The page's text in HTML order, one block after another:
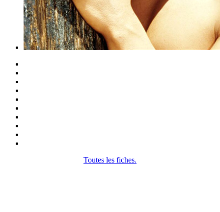
Toutes les fiches.